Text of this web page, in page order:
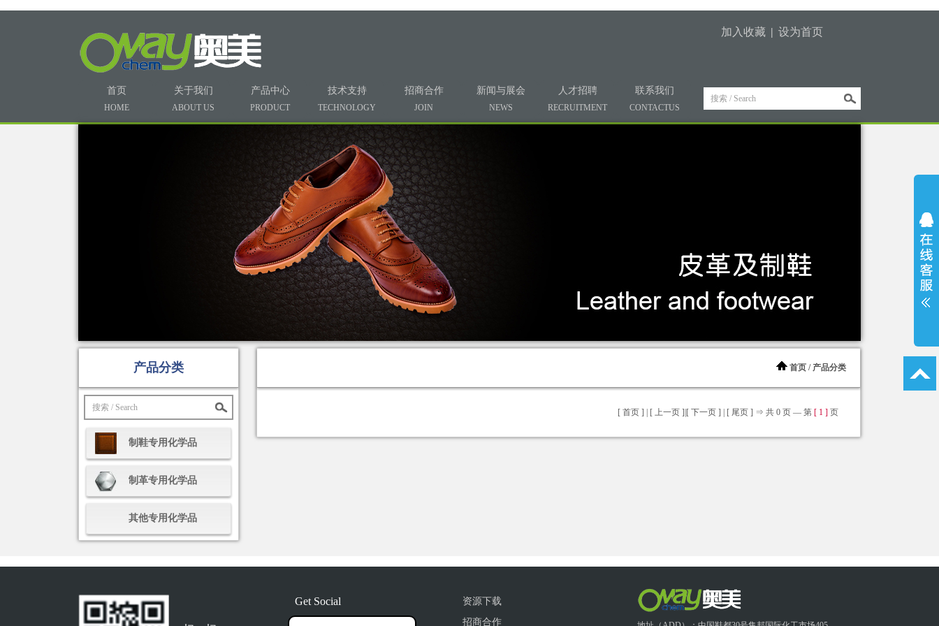
加入收藏 | 设为首页
首页
HOME
关于我们
ABOUT US
产品中心
PRODUCT
技术支持
TECHNOLOGY
招商合作
JOIN
新闻与展会
NEWS
人才招聘
RECRUITMENT
联系我们
CONTACTUS
产品分类
制鞋专用化学品
制革专用化学品
其他专用化学品
首页 / 产品分类
[ 首页 ] | [ 上一页 ]| [ 下一页 ] | [ 尾页 ] ⇒ 共 0 页 — 第 [ 1 ] 页
Get Social
资源下载
招商合作